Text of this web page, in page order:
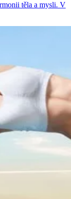
těla a mysli. V